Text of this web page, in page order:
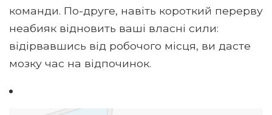
команди. По-друге, навіть короткий перерву
неабияк відновить ваші власні сили:
відірвавшись від робочого місця, ви дасте
мозку час на відпочинок.